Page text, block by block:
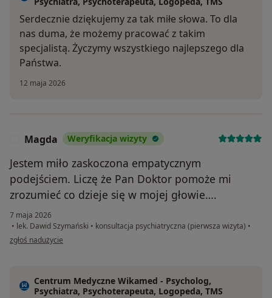
Serdecznie dziękujemy za tak miłe słowa. To dla
nas duma, że możemy pracować z takim
specjalistą. Życzymy wszystkiego najlepszego dla
Państwa.
12 maja 2026
Magda Weryfikacja wizyty
Jestem miło zaskoczona empatycznym
podejściem. Liczę że Pan Doktor pomoże mi
zrozumieć co dzieje się w mojej głowie….
7 maja 2026
• lek. Dawid Szymański • konsultacja psychiatryczna (pierwsza wizyta) •
w opinii użytkownika Magda
zgłoś nadużycie
Centrum Medyczne Wikamed - Psycholog,
Psychiatra, Psychoterapeuta, Logopeda, TMS